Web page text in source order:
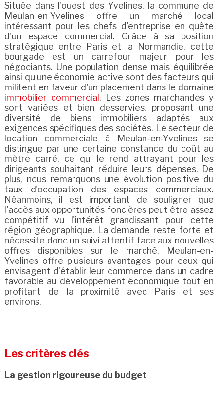
Située dans l'ouest des Yvelines, la commune de
Meulan-en-Yvelines offre un marché local
intéressant pour les chefs d'entreprise en quête
d'un espace commercial. Grâce à sa position
stratégique entre Paris et la Normandie, cette
bourgade est un carrefour majeur pour les
négociants. Une population dense mais équilibrée
ainsi qu'une économie active sont des facteurs qui
militent en faveur d'un placement dans le domaine
immobilier commercial . Les zones marchandes y
sont variées et bien desservies, proposant une
diversité de biens immobiliers adaptés aux
exigences spécifiques des sociétés. Le secteur de
location commerciale à Meulan-en-Yvelines se
distingue par une certaine constance du coût au
mètre carré, ce qui le rend attrayant pour les
dirigeants souhaitant réduire leurs dépenses. De
plus, nous remarquons une évolution positive du
taux d'occupation des espaces commerciaux.
Néanmoins, il est important de souligner que
l'accès aux opportunités foncières peut être assez
compétitif vu l'intérêt grandissant pour cette
région géographique. La demande reste forte et
nécessite donc un suivi attentif face aux nouvelles
offres disponibles sur le marché. Meulan-en-
Yvelines offre plusieurs avantages pour ceux qui
envisagent d'établir leur commerce dans un cadre
favorable au développement économique tout en
profitant de la proximité avec Paris et ses
environs.
Les critères clés
La gestion rigoureuse du budget